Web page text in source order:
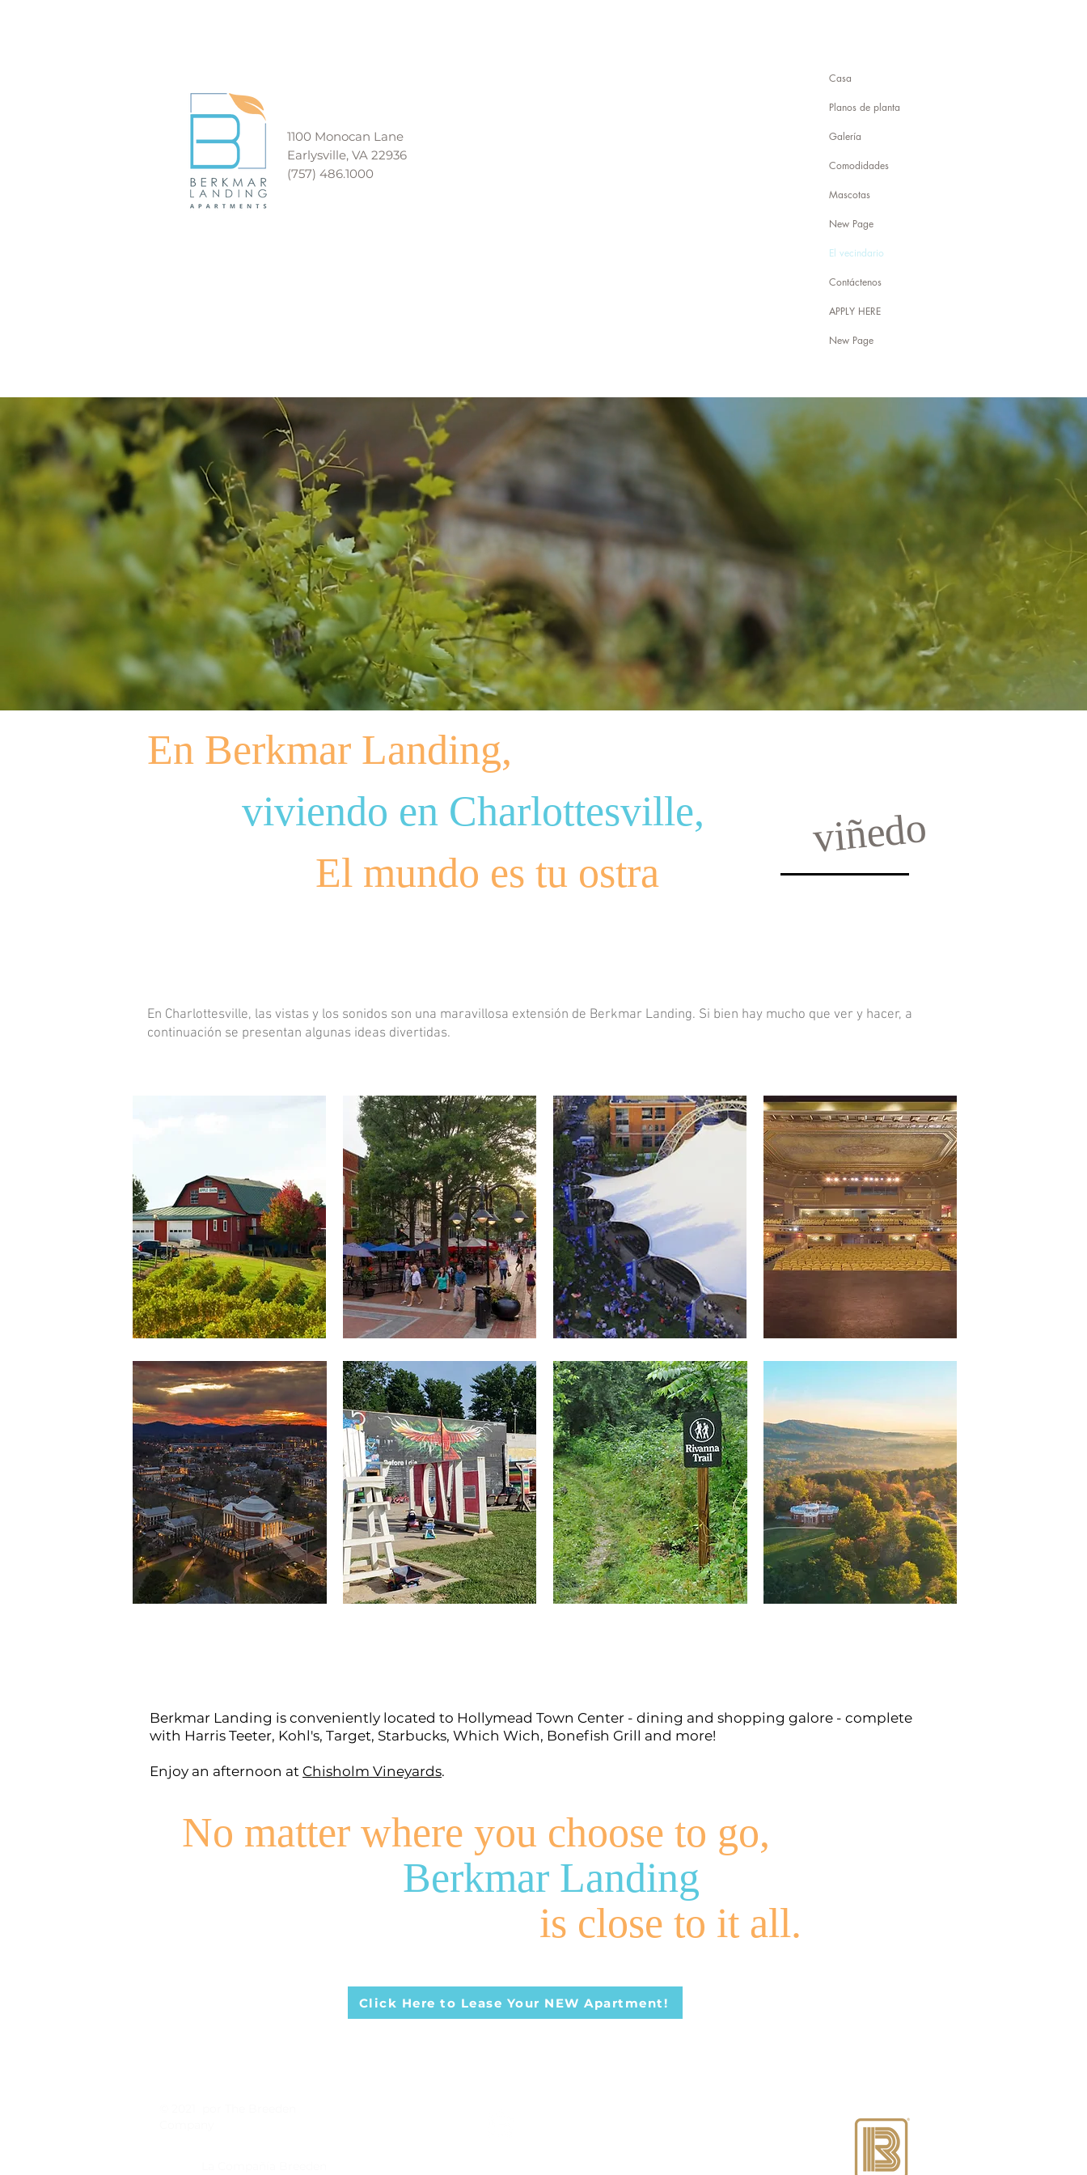
1100 Monocan Lane
Earlysville, VA 22936
(757) 486.1000
Casa
Planos de planta
Galería
Comodidades
Mascotas
New Page
El vecindario
Contáctenos
APPLY HERE
New Page
En Berkmar Landing,
viviendo en Charlottesville,
El mundo es tu ostra
viñedo
En Charlottesville, las vistas y los sonidos son una maravillosa extensión de Berkmar Landing. Si bien hay mucho que ver y hacer, a
continuación se presentan algunas ideas divertidas.
Berkmar Landing is conveniently located to Hollymead Town Center - dining and shopping galore - complete
with Harris Teeter, Kohl's, Target, Starbucks, Which Wich, Bonefish Grill and more!
Enjoy an afternoon at Chisholm Vineyards.
No matter where you choose to go,
Berkmar Landing
is close to it all.
Click Here to Lease Your NEW Apartment!